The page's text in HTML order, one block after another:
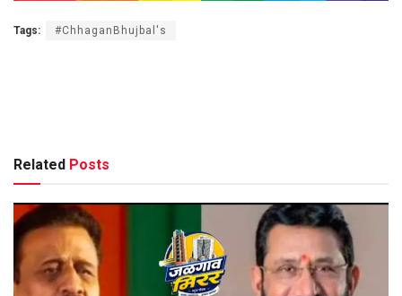
Tags: #ChhaganBhujbal's
Related Posts